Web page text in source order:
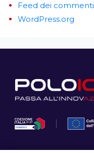
Feed dei commenti
WordPress.org